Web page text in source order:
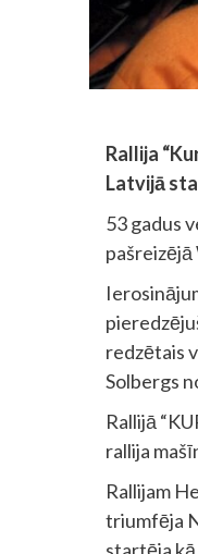
Rallija
Latvijā
53 gadus
pašreizējā
redzētais
Solbergs
Rallijā
rallija
Rallijam
triumfēja